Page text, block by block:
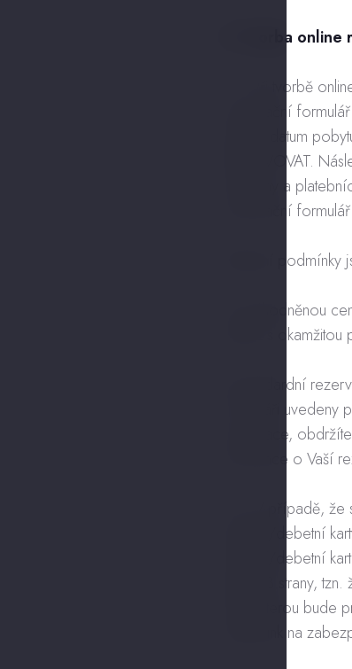
3. Tvorba
3.1. Při tvorbě
rezervační
hotelu, datum
REZERVOVAT.
dle ceny a
rezervační
Platební
a) zvýhodněnou
peněz s
b) standardní
formuláři
rezervace,
informace o Vaší
3.2. V případě,
kreditní/debetní
kreditní/debetní
kartou 3.strany,
kartu, kterou
zaslali link na